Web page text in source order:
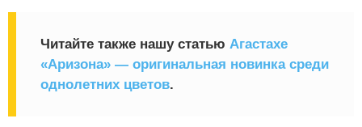
Читайте также нашу статью Агастахе
«Аризона» — оригинальная новинка среди
однолетних цветов.